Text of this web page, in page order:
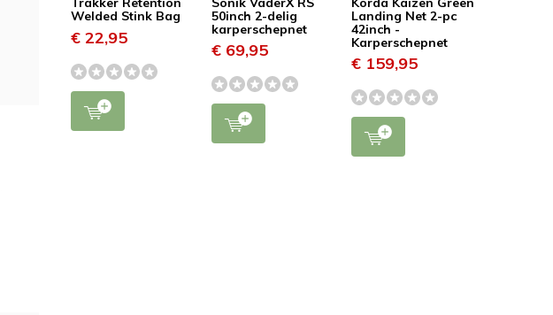
Welded Stink Bag
€ 22,95
50inch 2-delig
karperschepnet
€ 69,95
Landing Net 2-pc
42inch -
Karperschepnet
€ 159,95